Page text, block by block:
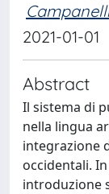
2021-01-01
Abstract
Il sistema di
nella lingua
integrazione
occidentali.
introduzione